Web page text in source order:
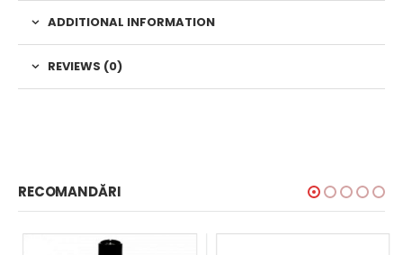
ADDITIONAL INFORMATION
REVIEWS (0)
RECOMANDĂRI